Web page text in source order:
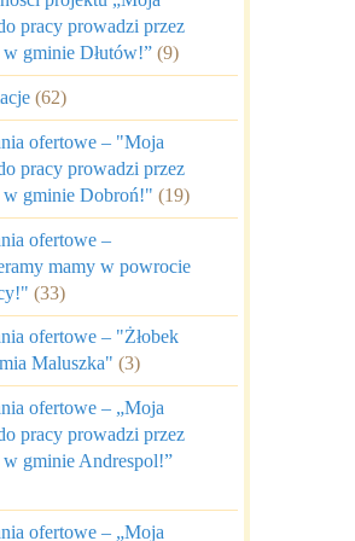
pracy prowadzi przez
w gminie Dłutów!” (9)
(62)
ofertowe – "Moja
pracy prowadzi przez
w gminie Dobroń!" (19)
ofertowe –
mamy w powrocie
(33)
ofertowe – "Żłobek
Maluszka" (3)
ofertowe – „Moja
pracy prowadzi przez
w gminie Andrespol!”
ofertowe – „Moja